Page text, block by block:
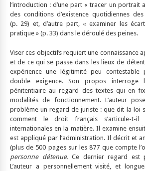
l’introduction : d’une part « tracer un portrait
des conditions d’existence quotidiennes
(p. 29) et, d’autre part, « examiner les
pratique » (p. 33) dans le déroulé des peines.
Viser ces objectifs requiert une connaissance
et de ce qui se passe dans les lieux de
expérience une légitimité peu
double exigence. Son propos interroge
pénitentiaire au regard des textes qui en
modalités de fonctionnement. L’auteur
problème un regard de juriste : que dit la loi
comment le droit français s’articule-t-il
internationales en la matière. Il examine
est appliqué par l’administration. Il décrit et
(plus de 500 pages sur les 877 que compte
personne détenue.Ce dernier regard est
L’auteur a personnellement visité, et